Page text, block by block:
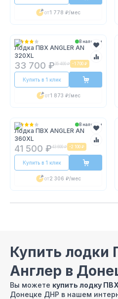
от1 778 ₽/мес
В наличии
Лодка ПВХ ANGLER AN
320XL
33 700 ₽35 400 ₽ -1 700 ₽
Купить в 1 клик
от1 873 ₽/мес
В наличии
Лодка ПВХ ANGLER AN
360XL
41 500 ₽43 600 ₽ -2 100 ₽
Купить в 1 клик
от2 306 ₽/мес
Купить лодки
Англер в
Вы можете купить лодку
Донецке ДНР в нашем